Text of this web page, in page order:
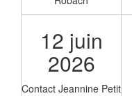
12 juin
2026
Contact Jeannine Petit